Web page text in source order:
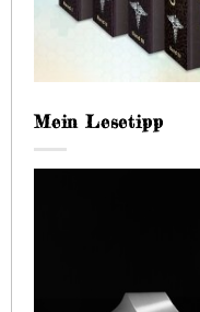
Mein Lesetipp